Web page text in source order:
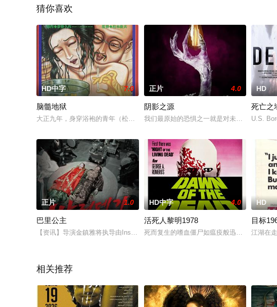
猜你喜欢
HD中字 7.0
脑髓地狱
大正九年，身穿浴袍的青年（松田洋治 饰）在一间昏暗封闭的房间内醒来，隔壁
正片 4.0
阴影之源
我们最原始的恐惧之一就是对未知的恐惧编
HD
死亡之
U.S.
正片 1.0
巴里公主
【资讯】导演金鎮雅将执导由Insook Chappell编剧，英国电影协会给予开发支持
HD中字 4.0
活死人黎明1978
死而复生的嗜血僵尸如瘟疫般迅速占领全城
HD
目标
江湖在
相关推荐